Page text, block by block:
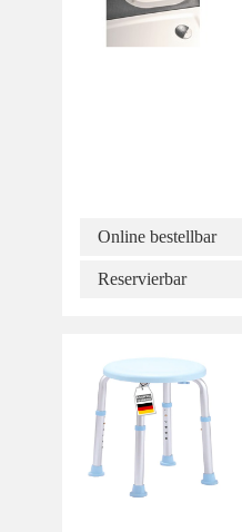
Online bestellbar
Reservierbar